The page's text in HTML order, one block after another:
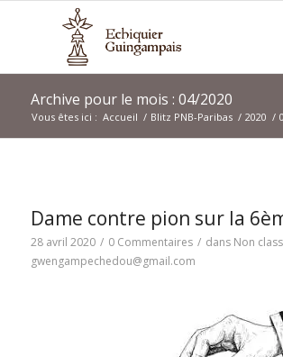
Archive pour le mois : 04/2020
Vous êtes ici : Accueil / Blitz PNB-Paribas / 2020 /
Dame contre pion sur la
28 avril 2020 / 0 Commentaires / dans Non
gwengampechedou@gmail.com